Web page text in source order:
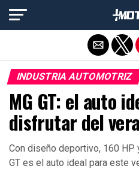
INDUSTRIA AUTOMOTRIZ
MG GT: el auto
disfrutar del
Con diseño deportivo, 160 HP
GT es el auto ideal para este
Salir de la